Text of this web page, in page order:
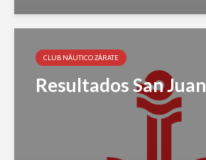
CLUB NÁUTICO ZÁRATE
Resultados San Juan